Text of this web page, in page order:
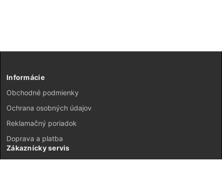
Informácie
Obchodné podmienky
Ochrana osobných údajov
Reklamačný poriadok
Doprava a platba
Zákaznícky servis